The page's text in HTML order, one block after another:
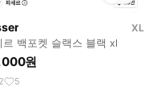
XL
르 백포켓 슬랙스 블랙 xl
원
5